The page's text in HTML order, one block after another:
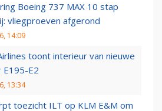
Boeing 737 MAX 10 stap
vliegproeven afgerond
14:09
toont interieur van nieuwe
E195-E2
13:34
toezicht ILT op KLM E&M om